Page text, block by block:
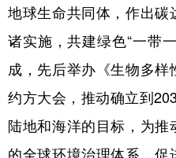
地球生命共同体，作出碳
诸实施，共建绿色“一带
成，先后举办《生物多
约方大会，推动确立到
陆地和海洋的目标，为推
的全球环境治理体系，促